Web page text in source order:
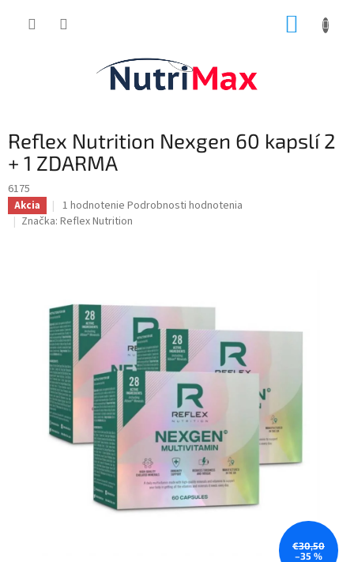
Reflex Nutrition Nexgen 60 kapslí 2
+ 1 ZDARMA
6175
Akcia
Priemerné
hodnotenie
hviezdičiek.
1 hodnotenie Podrobnosti hodnotenia
Značka: Reflex Nutrition
€30,50
–35 %